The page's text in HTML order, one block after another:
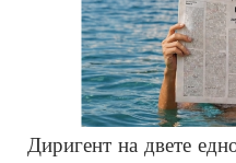
Диригент на двете